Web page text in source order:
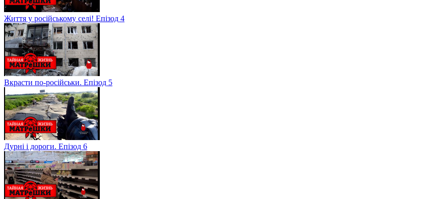
Життя у російському селі! Епізод 4
Вкрасти по-російськи. Епізод 5
Дурні і дороги. Епізод 6